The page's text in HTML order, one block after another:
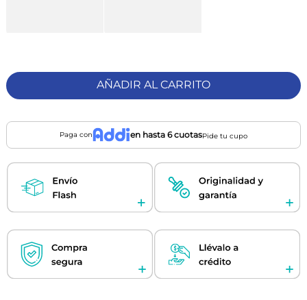
AÑADIR AL CARRITO
Paga con en hasta 6 cuotasPide tu cupo